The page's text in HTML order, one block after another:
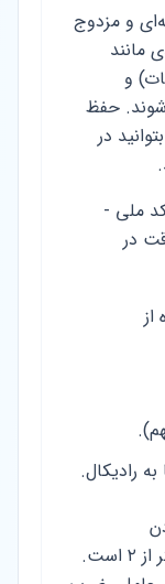
و مزدوج
مانند
و
حفظ
در
ملی -
در
رادیکال.
مخرج‌هایی است که فرجه آن‌ها بزرگتر از ۲ است.